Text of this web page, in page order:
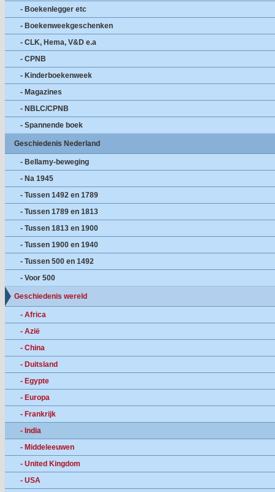
- Boekenlegger etc
- Boekenweekgeschenken
- CLK, Hema, V&D e.a
- CPNB
- Kinderboekenweek
- Magazines
- NBLC/CPNB
- Spannende boek
Geschiedenis Nederland
- Bellamy-beweging
- Na 1945
- Tussen 1492 en 1789
- Tussen 1789 en 1813
- Tussen 1813 en 1900
- Tussen 1900 en 1940
- Tussen 500 en 1492
- Voor 500
Geschiedenis wereld
- Africa
- Azië
- China
- Duitsland
- Egypte
- Europa
- Frankrijk
- India
- Middeleeuwen
- United Kingdom
- USA